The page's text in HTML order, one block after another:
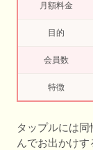
月額料金
目的
会員数
特徴
タップルには
んでお出かけ